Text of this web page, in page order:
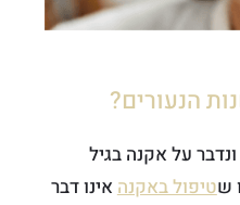
הנעורים?
על אקנה בגיל
שטיפול באקנה אינו דבר